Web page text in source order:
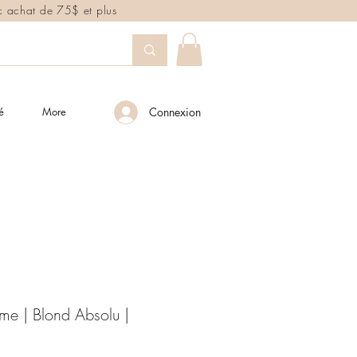
achat de 75$ et plus
More Connexion
| Blond Absolu |